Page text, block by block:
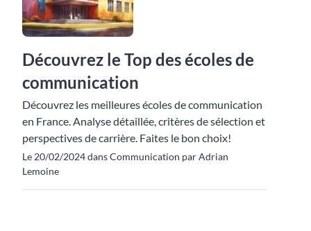
Découvrez le Top des écoles de
communication
Découvrez les meilleures écoles de communication
en France. Analyse détaillée, critères de sélection et
perspectives de carrière. Faites le bon choix!
Le 20/02/2024 dans Communication par Adrian
Lemoine